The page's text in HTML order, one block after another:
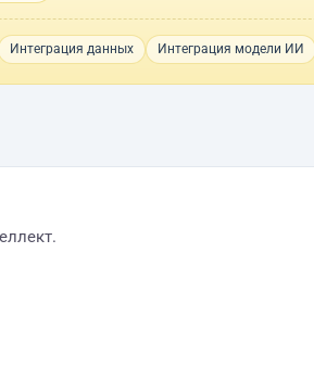
Интеграция данных Интеграция модели ИИ